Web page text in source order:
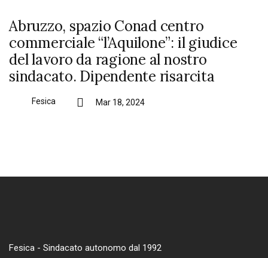
Abruzzo, spazio Conad centro
commerciale “l’Aquilone”: il giudice
del lavoro da ragione al nostro
sindacato. Dipendente risarcita
Fesica Mar 18, 2024
Fesica - Sindacato autonomo dal 1992